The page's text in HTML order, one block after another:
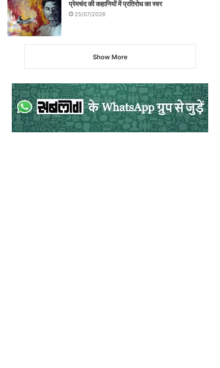
प्रेमचंद की कहानियों में प्रतिरोध का स्वर
25/07/2026
Show More